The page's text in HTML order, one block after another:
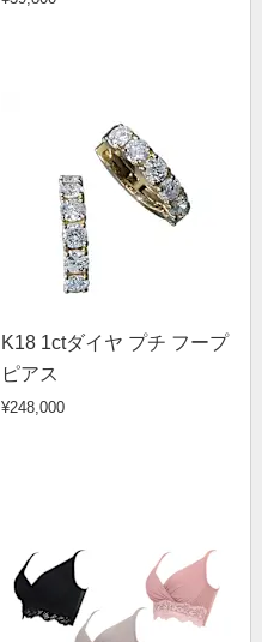
K18 1ctダイヤ プチ フープ
ピアス
¥248,000